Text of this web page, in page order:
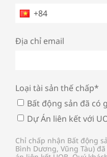
Địa chỉ email
Loại tài sản thế chấp*
Bất động sản đã có
Dự Án liên kết với
Chỉ chấp nhận Bất động
Bình Dương, Vũng Tàu)